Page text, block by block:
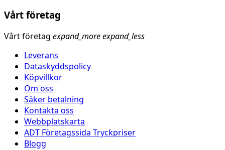
Vårt företag
Vårt företag expand_moreexpand_less
Leverans
Dataskyddspolicy
Köpvillkor
Om oss
Säker betalning
Kontakta oss
Webbplatskarta
ADT Företagssida Tryckpriser
Blogg